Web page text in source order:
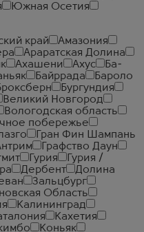
Южная Осетия
край
Амазония
Араратская Долина
Ахашени Ахус
Ба-
Байррада
Бароло
Бургундия
Великий Новгород
Вологодская область
побережье
Гран Фин Шампань
Графство Даун
Гурия
Гурия /
Дербент
Долина
Зальцбург
Область
Калининград
Кахетия
Коньяк